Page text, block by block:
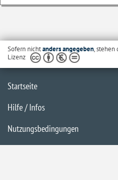
Sofern nichtanders angegeben, stehen
Lizenz
Startseite
Hilfe / Infos
Nutzungsbedingungen